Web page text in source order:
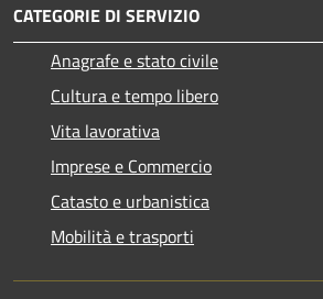
CATEGORIE DI SERVIZIO
Anagrafe e stato civile
Cultura e tempo libero
Vita lavorativa
Imprese e Commercio
Catasto e urbanistica
Mobilità e trasporti